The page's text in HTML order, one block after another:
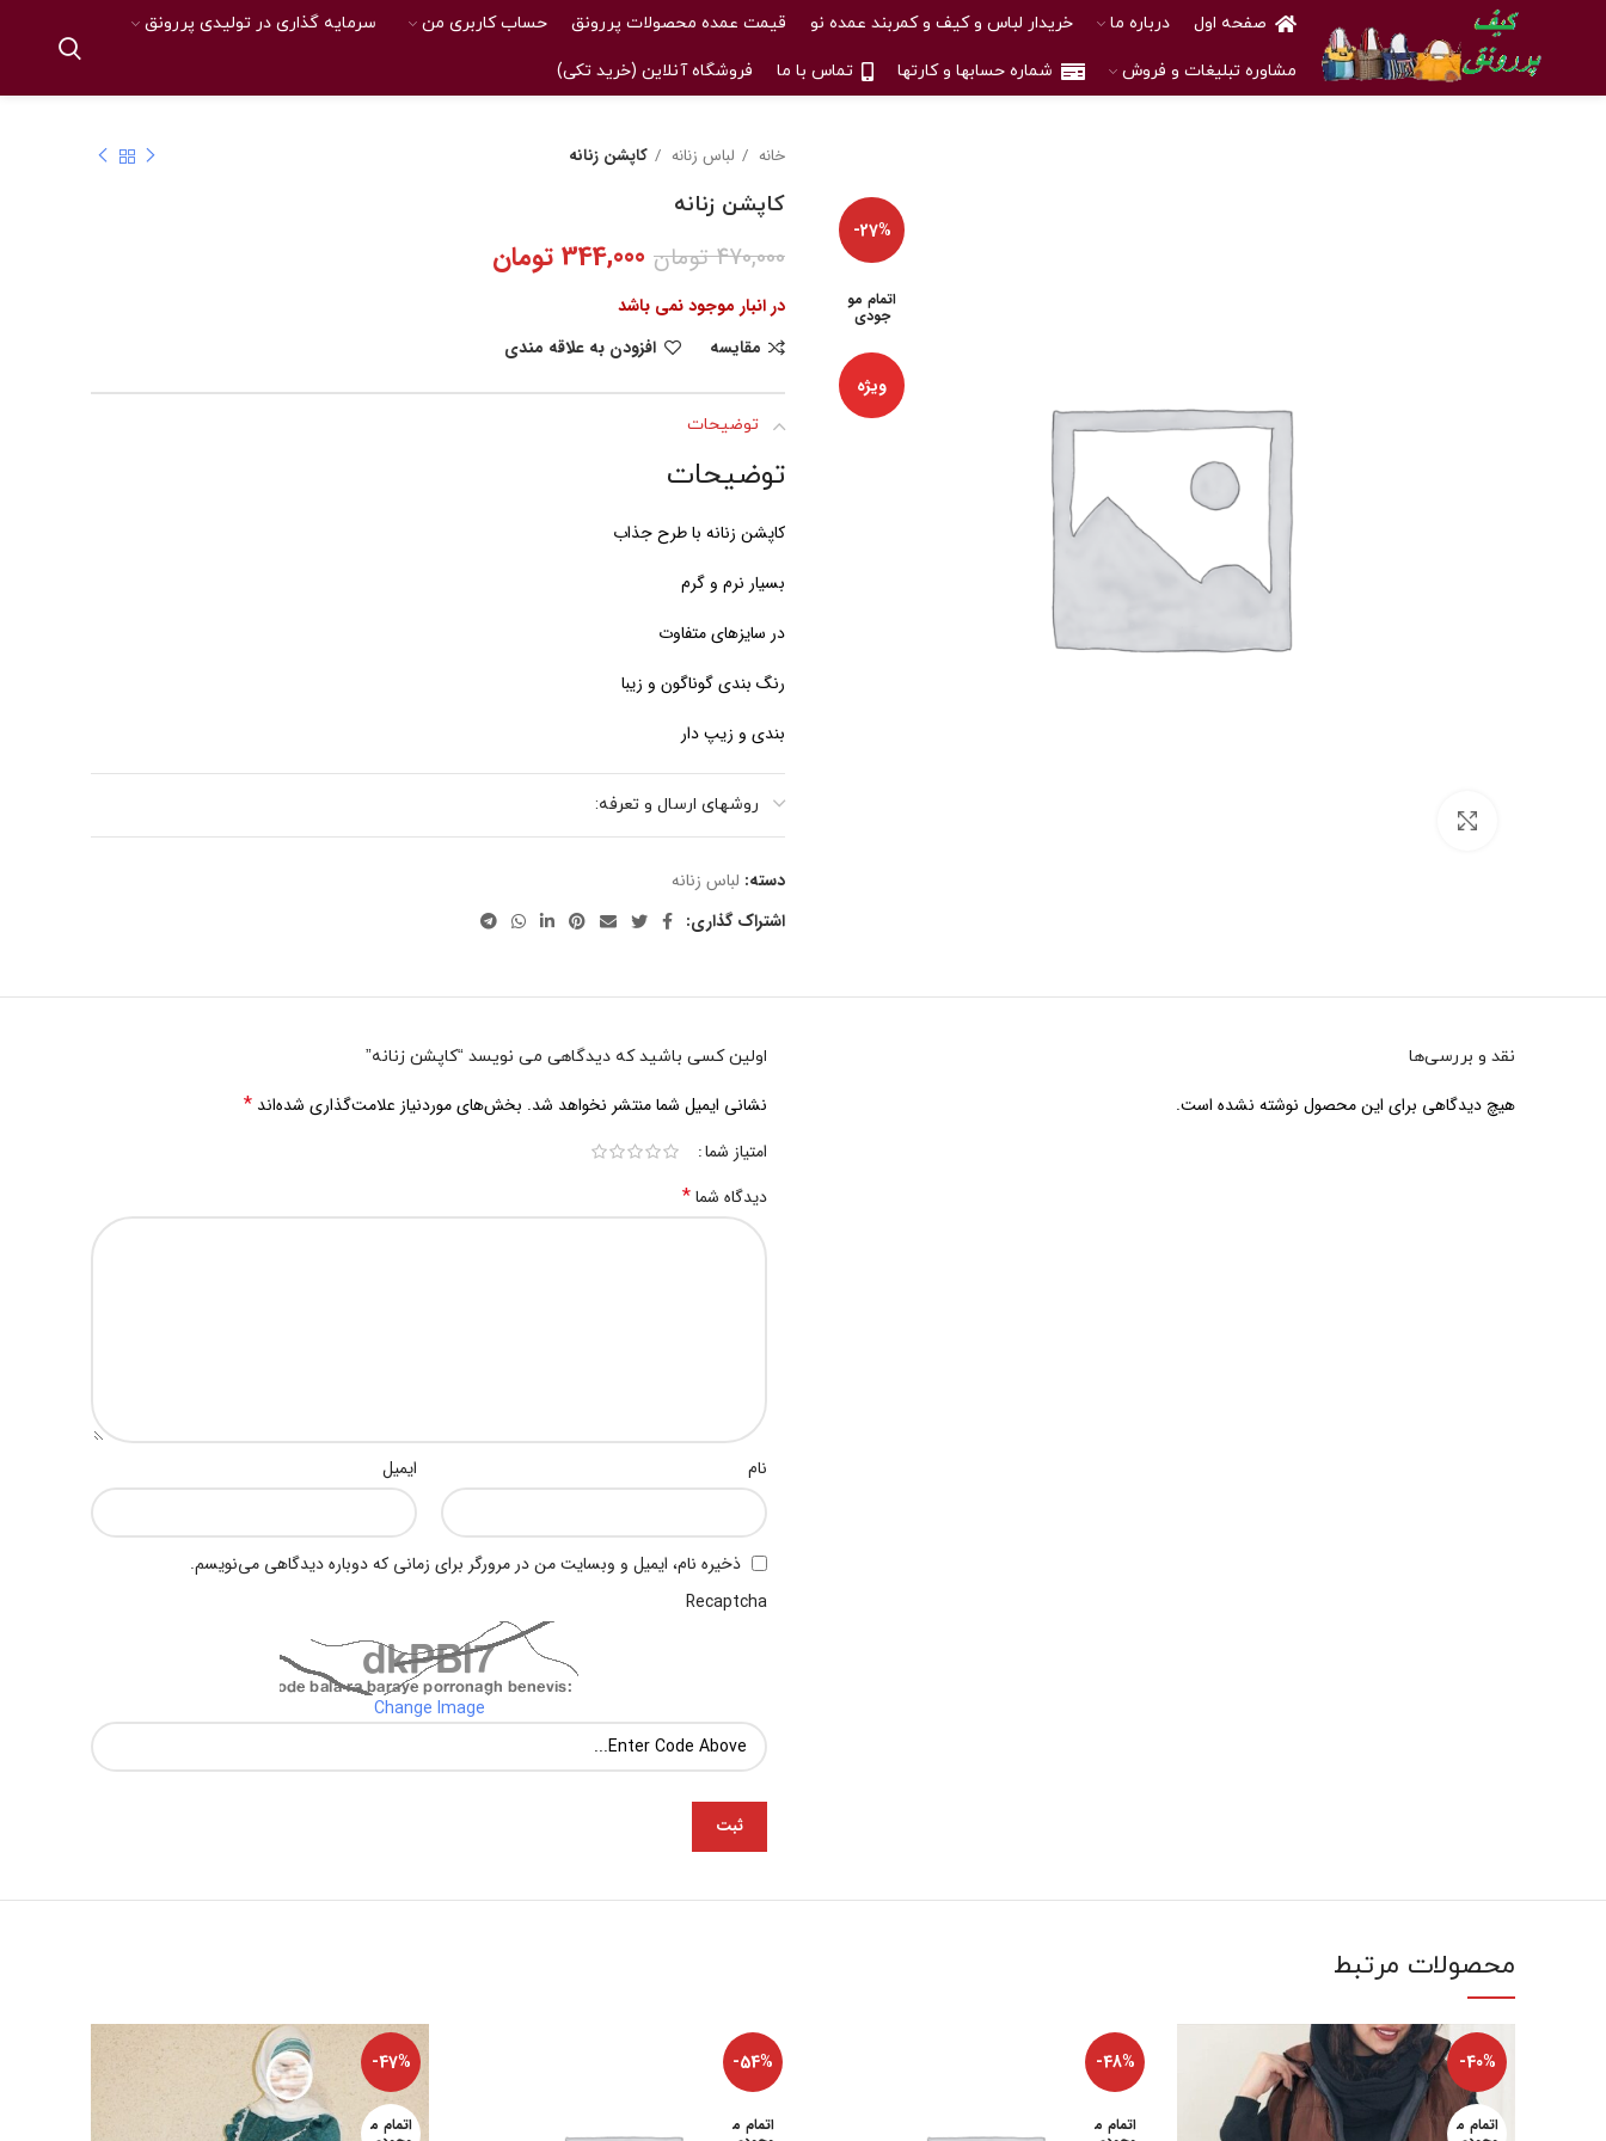
صفحه اول درباره ما خریدار لباس و کیف و کمربند عمده نو قیمت عمده محصولات پررونق حساب کاربری من سرمایه گذاری در تولیدی پررونق
مشاوره تبلیغات و فروش شماره حسابها و کارتها تماس با ما فروشگاه آنلاین (خرید تکی)
-27%
اتمام مو
جودی
ویژه
خانه لباس زنانه کاپشن زنانه
کاپشن زنانه
470,000 تومان 344,000 تومان
در انبار موجود نمی باشد
مقایسه
افزودن به علاقه مندی
توضیحات
توضیحات
کاپشن زنانه با طرح جذاب
بسیار نرم و گرم
در سایزهای متفاوت
رنگ بندی گوناگون و زیبا
بندی و زیپ دار
روشهای ارسال و تعرفه:
دسته: لباس زنانه
اشتراک گذاری:
نقد و بررسی‌ها
هیچ دیدگاهی برای این محصول نوشته نشده است.
اولین کسی باشید که دیدگاهی می نویسد “کاپشن زنانه”
نشانی ایمیل شما منتشر نخواهد شد. بخش‌های موردنیاز علامت‌گذاری شده‌اند *
امتیاز شما
دیدگاه شما*
نام ایمیل
ذخیره نام، ایمیل و وبسایت من در مرورگر برای زمانی که دوباره دیدگاهی می‌نویسم.
Recaptcha
Change Image
محصولات مرتبط
-40%
اتمام م
-48%
اتمام م
-54%
اتمام م
-47%
اتمام م